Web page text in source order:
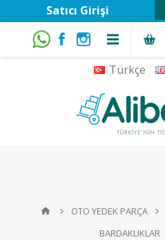
Türkçe
Satıcı Girişi
OTO YEDEK PARÇA
BARDAKLIKLAR